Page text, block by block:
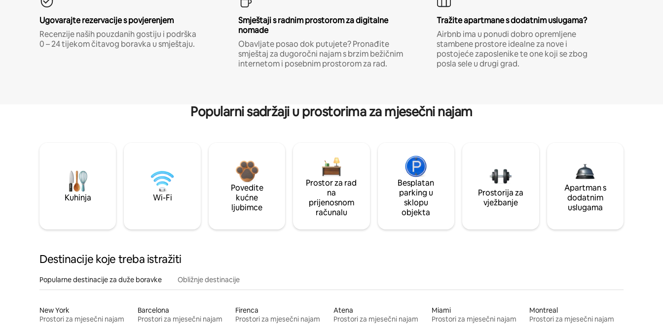
Ugovarajte rezervacije s povjerenjem
Recenzije naših pouzdanih gostiju i podrška
0 – 24 tijekom čitavog boravka u smještaju.
Smještaji s radnim prostorom za digitalne
nomade
Obavljate posao dok putujete? Pronađite
smještaj za dugoročni najam s brzim bežičnim
internetom i posebnim prostorom za rad.
Tražite apartmane s dodatnim uslugama?
Airbnb ima u ponudi dobro opremljene
stambene prostore idealne za nove i
postojeće zaposlenike te one koji se zbog
posla sele u drugi grad.
Popularni sadržaji u prostorima za mjesečni najam
Kuhinja Wi-Fi
Povedite
kućne
ljubimce
Prostor za rad
na
prijenosnom
računalu
Besplatan
parking u
sklopu
objekta
Prostorija za
vježbanje
Apartman s
dodatnim
uslugama
Destinacije koje treba istražiti
Popularne destinacije za duže boravke Obližnje destinacije
New York
Prostori za mjesečni najam
Barcelona
Prostori za mjesečni najam
Firenca
Prostori za mjesečni najam
Atena
Prostori za mjesečni najam
Miami
Prostori za mjesečni najam
Montreal
Prostori za mjesečni najam